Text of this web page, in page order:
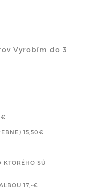
Vyrobím do 3
15,50€
KTORÉHO SÚ
17,-€